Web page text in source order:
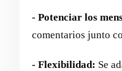
- Potenciar los
comentarios junto
- Flexibilidad: Se